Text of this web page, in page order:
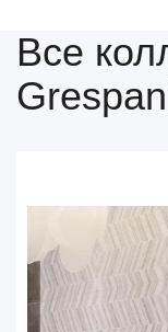
Все